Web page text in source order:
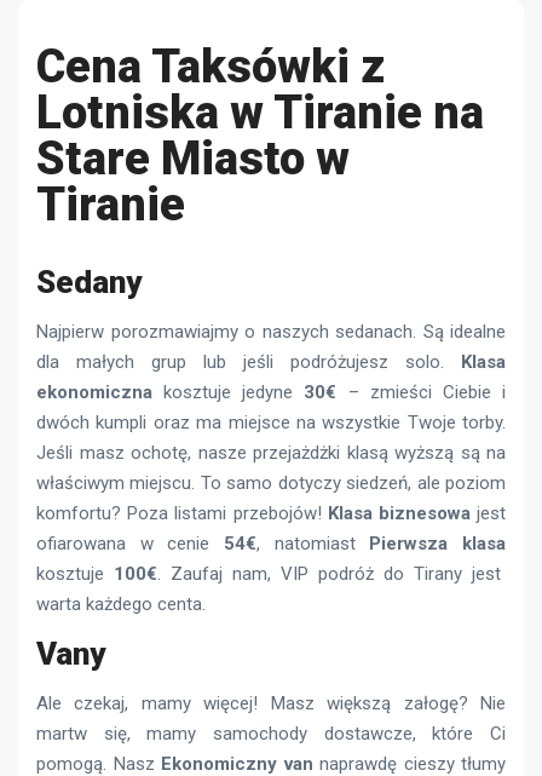
Cena Taksówki z
Lotniska w Tiranie na
Stare Miasto w
Tiranie
Sedany
Najpierw porozmawiajmy o naszych sedanach. Są idealne
dla małych grup lub jeśli podróżujesz solo. Klasa
ekonomiczna kosztuje jedyne 30€ – zmieści Ciebie i
dwóch kumpli oraz ma miejsce na wszystkie Twoje torby.
Jeśli masz ochotę, nasze przejażdżki klasą wyższą są na
właściwym miejscu. To samo dotyczy siedzeń, ale poziom
komfortu? Poza listami przebojów! Klasa biznesowajest
ofiarowana w cenie 54€, natomiast Pierwsza klasa
kosztuje 100€. Zaufaj nam, VIP podróż do Tirany jest
warta każdego centa.
Vany
Ale czekaj, mamy więcej! Masz większą załogę? Nie
martw się, mamy samochody dostawcze, które Ci
pomogą. Nasz Ekonomiczny van naprawdę cieszy tłumy